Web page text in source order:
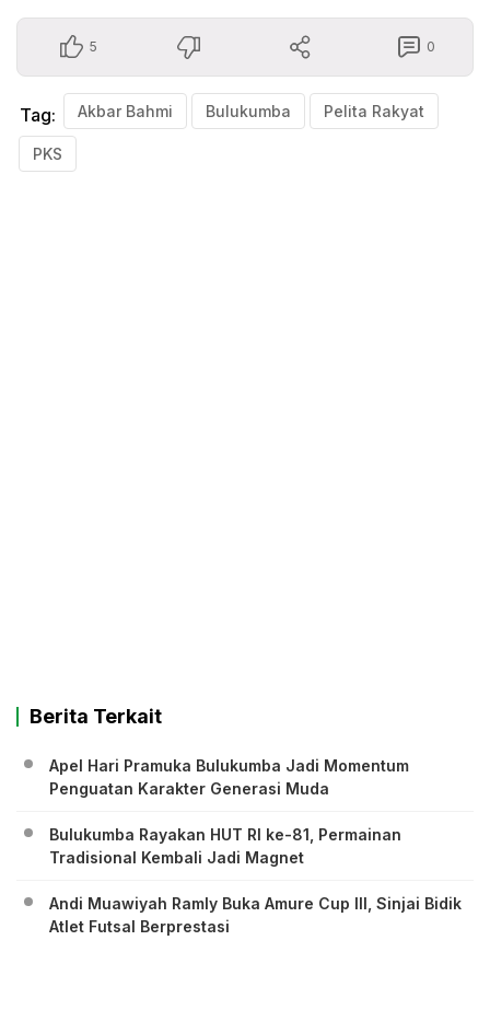
5 0
Tag: Akbar Bahmi Bulukumba Pelita Rakyat
PKS
Berita Terkait
Apel Hari Pramuka Bulukumba Jadi Momentum
Penguatan Karakter Generasi Muda
Bulukumba Rayakan HUT RI ke-81, Permainan
Tradisional Kembali Jadi Magnet
Andi Muawiyah Ramly Buka Amure Cup III, Sinjai Bidik
Atlet Futsal Berprestasi